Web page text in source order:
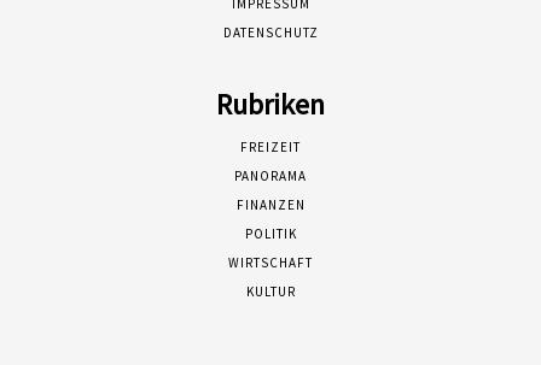
DATENSCHUTZ
Rubriken
FREIZEIT
PANORAMA
FINANZEN
POLITIK
WIRTSCHAFT
KULTUR